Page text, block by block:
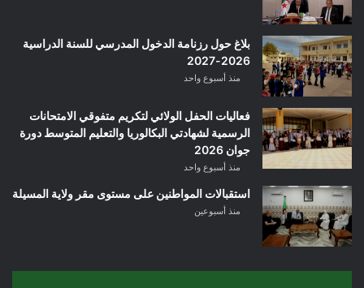
بلاغ حول رزنامة الدخول المدرسي للسنة الدراسية
2026-2027
منذ أسبوع واحد
فعاليات الحفل الولائي لتكريم متفوقي الامتحانات
الرسمية لشهادتي البكالوريا والتعليم المتوسط دورة
جوان 2026
منذ أسبوع واحد
استقبالات المواطنين على مستوى مقر ولاية المسيلة
منذ أسبوعين